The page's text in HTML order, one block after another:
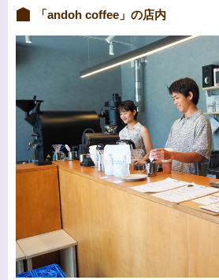
「andoh coffee」の店内